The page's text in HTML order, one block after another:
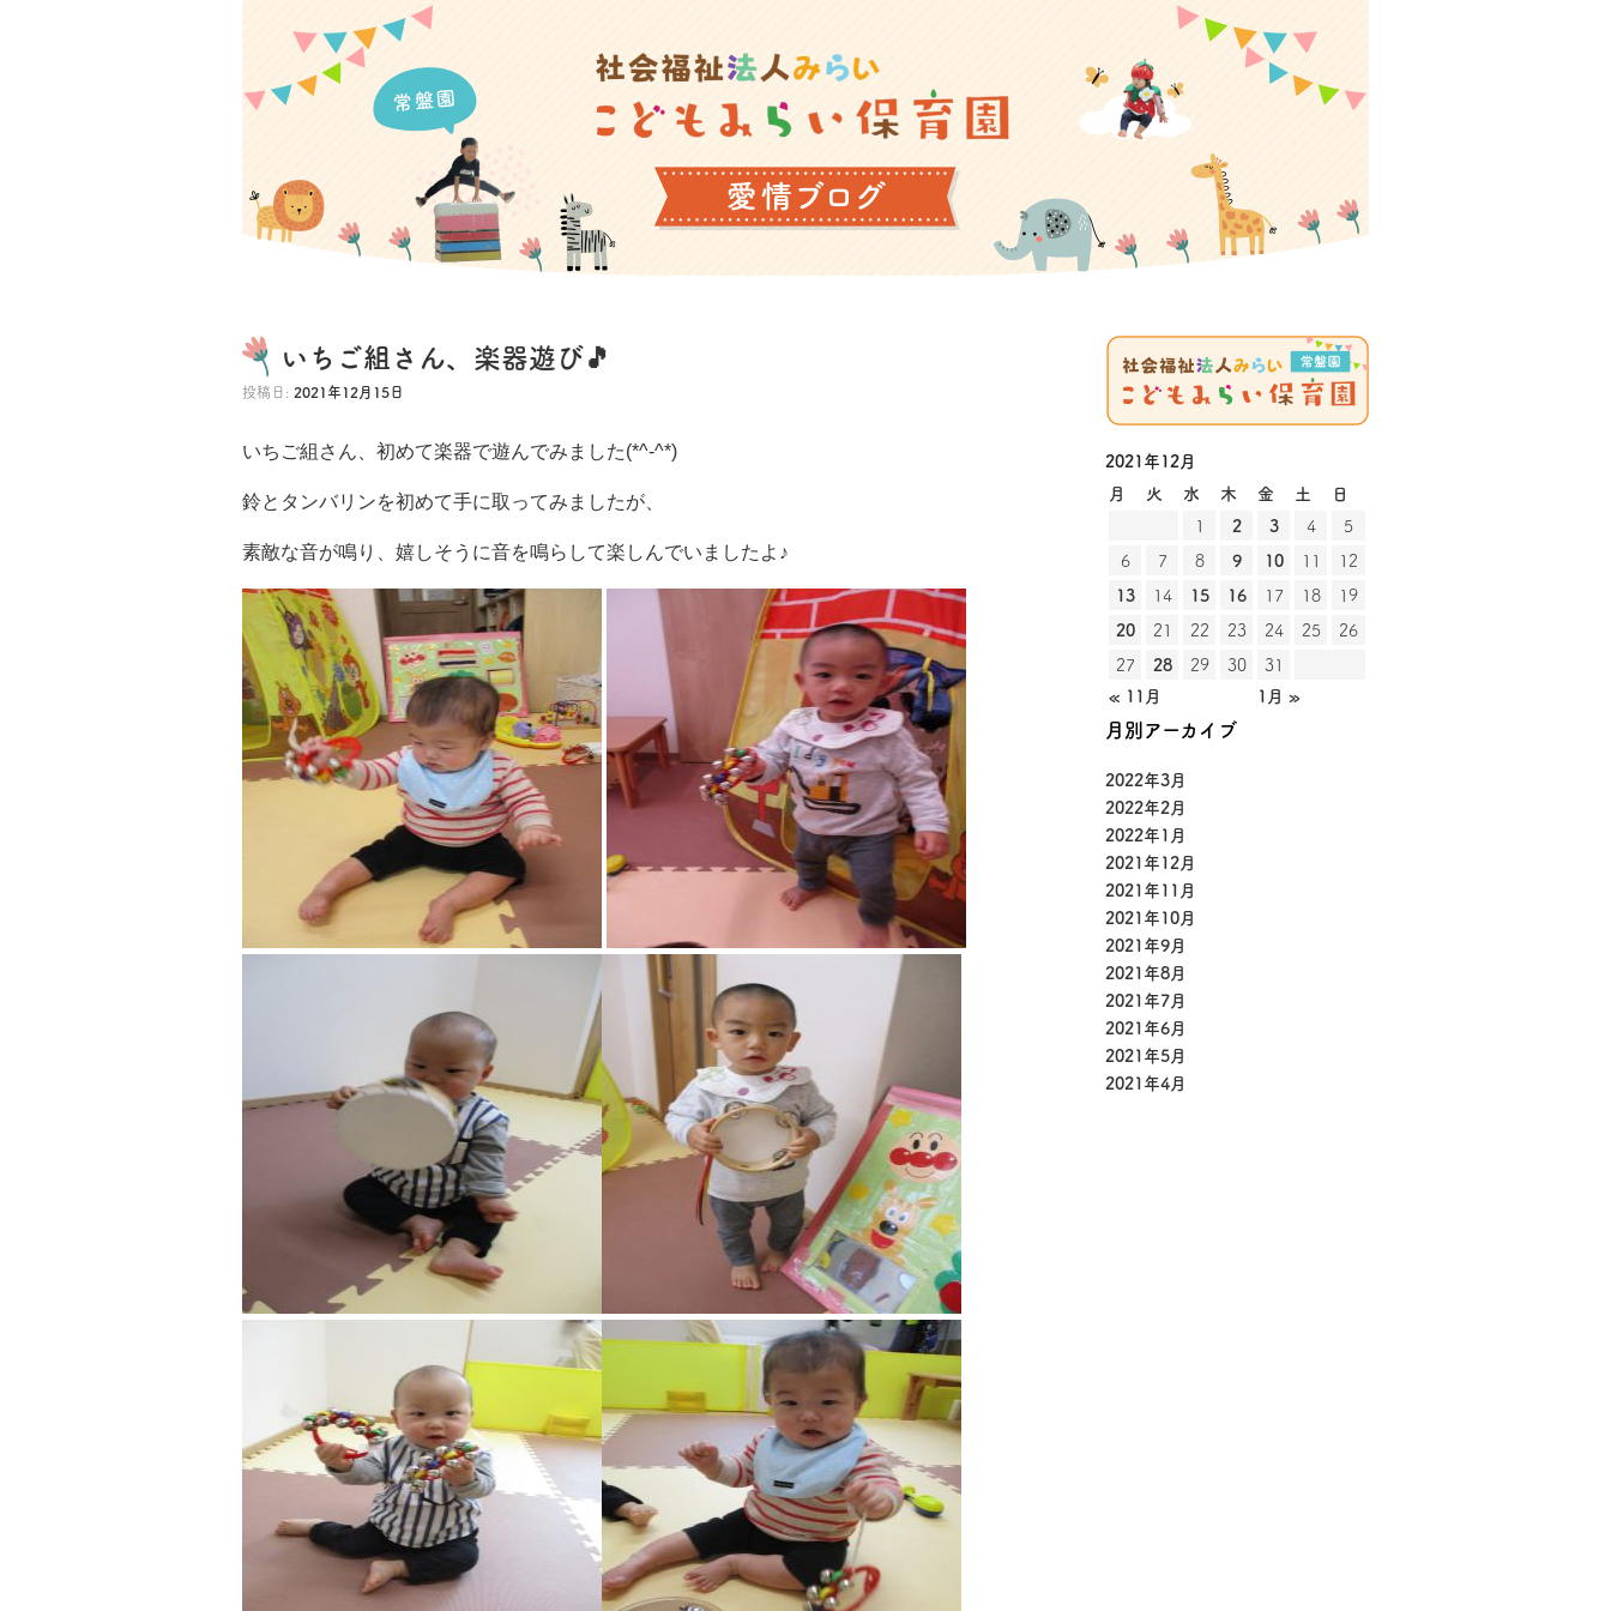
いちご組さん、楽器遊び🎵
投稿日: 2021年12月15日
いちご組さん、初めて楽器で遊んでみました(*^-^*)
鈴とタンバリンを初めて手に取ってみましたが、
素敵な音が鳴り、嬉しそうに音を鳴らして楽しんでいましたよ♪
2021年12月
月
火 水 木 金 土 日
« 11月 1月 »
1 2 3 4 5
6 7 8 9 10 11 12
13 14 15 16 17 18 19
20 21 22 23 24 25 26
27 28 29 30 31
月別アーカイブ
2022年3月
2022年2月
2022年1月
2021年12月
2021年11月
2021年10月
2021年9月
2021年8月
2021年7月
2021年6月
2021年5月
2021年4月